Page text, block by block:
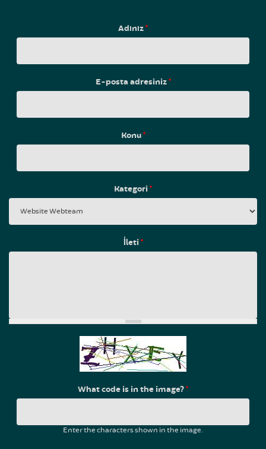
Adınız*
E-posta adresiniz*
Konu*
Kategori*
İleti*
What code is in the image?*
Enter the characters shown in the image.